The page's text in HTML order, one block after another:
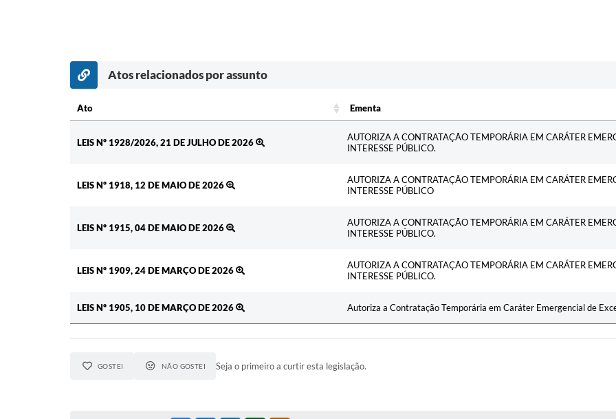
Atos relacionados por assunto
Ato
Ementa
LEIS Nº 1928/2026, 21 DE JULHO DE 2026
AUTORIZA A CONTRATAÇÃO TEMPORÁRIA EM CARÁTER
INTERESSE PÚBLICO.
LEIS Nº 1918, 12 DE MAIO DE 2026
AUTORIZA A CONTRATAÇÃO TEMPORÁRIA EM CARÁTER
INTERESSE PÚBLICO
LEIS Nº 1915, 04 DE MAIO DE 2026
AUTORIZA A CONTRATAÇÃO TEMPORÁRIA EM CARÁTER
INTERESSE PÚBLICO.
LEIS Nº 1909, 24 DE MARÇO DE 2026
AUTORIZA A CONTRATAÇÃO TEMPORÁRIA EM CARÁTER
INTERESSE PÚBLICO.
LEIS Nº 1905, 10 DE MARÇO DE 2026 Autoriza a Contratação Temporária em Caráter Emergencial de
GOSTEI NÃO GOSTEI Seja o primeiro a curtir esta legislação.